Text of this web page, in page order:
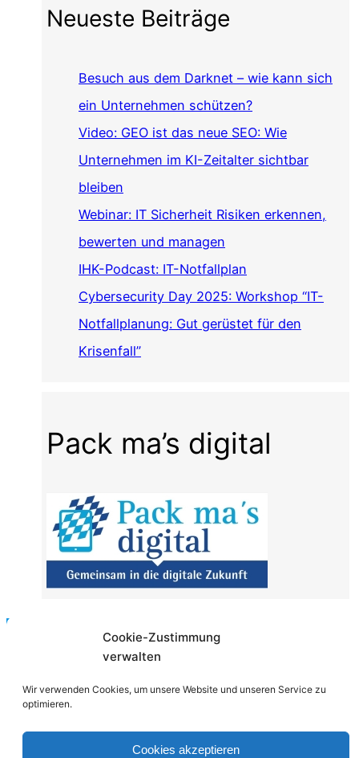
Cookie-Zustimmung
verwalten
Wir verwenden Cookies, um unsere Website und unseren Service zu
optimieren.
Cookies akzeptieren
Neueste Beiträge
Besuch aus dem Darknet – wie kann sich
ein Unternehmen schützen?
Video: GEO ist das neue SEO: Wie
Unternehmen im KI-Zeitalter sichtbar
bleiben
Webinar: IT Sicherheit Risiken erkennen,
bewerten und managen
IHK-Podcast: IT-Notfallplan
Cybersecurity Day 2025: Workshop “IT-
Notfallplanung: Gut gerüstet für den
Krisenfall”
Pack ma’s digital
blog[at]kux.de